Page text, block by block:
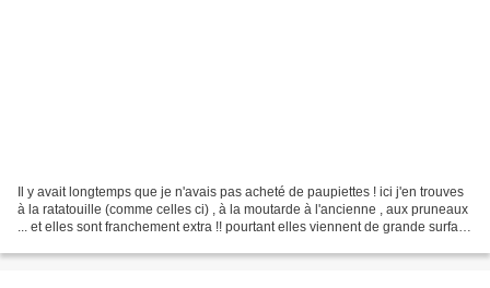
Il y avait longtemps que je n'avais pas acheté de paupiettes ! ici j'en trouves
à la ratatouille (comme celles ci) , à la moutarde à l'ancienne , aux pruneaux
... et elles sont franchement extra !! pourtant elles viennent de grande surface